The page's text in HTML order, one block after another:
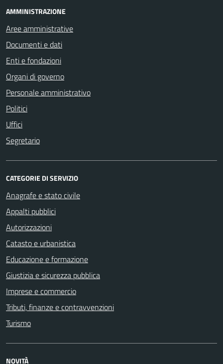
AMMINISTRAZIONE
Aree amministrative
Documenti e dati
Enti e fondazioni
Organi di governo
Personale amministrativo
Politici
Uffici
Segretario
CATEGORIE DI SERVIZIO
Anagrafe e stato civile
Appalti pubblici
Autorizzazioni
Catasto e urbanistica
Educazione e formazione
Giustizia e sicurezza pubblica
Imprese e commercio
Tributi, finanze e contravvenzioni
Turismo
NOVITÀ